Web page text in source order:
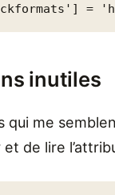
=
inutiles
qui me
de lire